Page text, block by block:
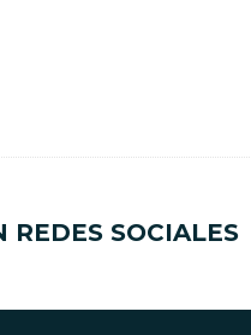
REDES SOCIALES